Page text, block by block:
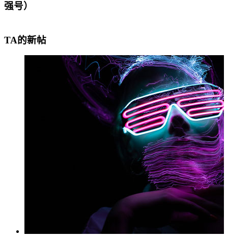
强号）
TA的新帖